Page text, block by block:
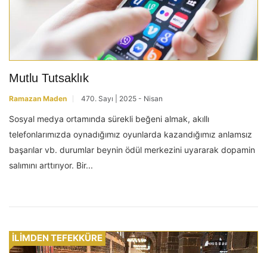
Mutlu Tutsaklık
Ramazan Maden 470. Sayı | 2025 - Nisan
Sosyal medya ortamında sürekli beğeni almak, akıllı
telefonlarımızda oynadığımız oyunlarda kazandığımız anlamsız
başarılar vb. durumlar beynin ödül merkezini uyararak dopamin
salımını arttırıyor. Bir...
İLİMDEN TEFEKKÜRE